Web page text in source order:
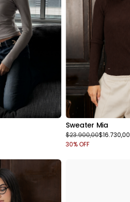
Sweater Mia
$16.730,00
$23.900,00
30% OFF